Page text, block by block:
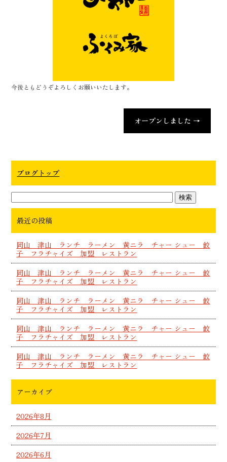
今後ともどうぞよろしくお願いいたします。
オープンしました →
ブログトップ
最近の投稿
岡山 津山 ランチ ラーメン 黄ニラ チャー シュー 餃
子 フラチャイズ 加盟 レストラン
岡山 津山 ランチ ラーメン 黄ニラ チャー シュー 餃
子 フラチャイズ 加盟 レストラン
岡山 津山 ランチ ラーメン 黄ニラ チャー シュー 餃
子 フラチャイズ 加盟 レストラン
岡山 津山 ランチ ラーメン 黄ニラ チャー シュー 餃
子 フラチャイズ 加盟 レストラン
岡山 津山 ランチ ラーメン 黄ニラ チャー シュー 餃
子 フラチャイズ 加盟 レストラン
アーカイブ
2026年8月
2026年7月
2026年6月